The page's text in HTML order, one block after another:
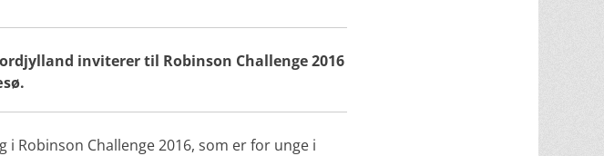
inviterer til Robinson Challenge 2016
Robinson Challenge 2016, som er for unge i